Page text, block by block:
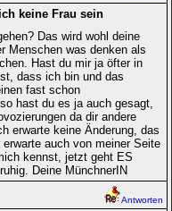
keine Frau sein
Das wird wohl deine
Menschen was denken als
Hast du mir ja öfter in
dass ich bin und das
fast schon
hast du es ja auch gesagt,
da dir andere
erwarte keine Änderung, das
auch von meiner Seite
kennst, jetzt geht ES
Deine MünchnerIN
Antworten